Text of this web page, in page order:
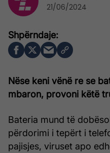
Nëse keni vënë re se
mbaron, provoni këtë
Bateria mund të
përdorimi i tepërt i
pajisjes, viruset apo
21/06/2024